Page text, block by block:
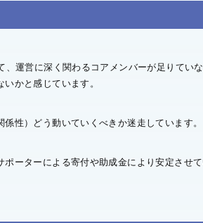
運営に深く関わるコアメンバーが足りてい
かと感じています。
性）どう動いていくべきか迷走しています。
ーターによる寄付や助成金により安定させ